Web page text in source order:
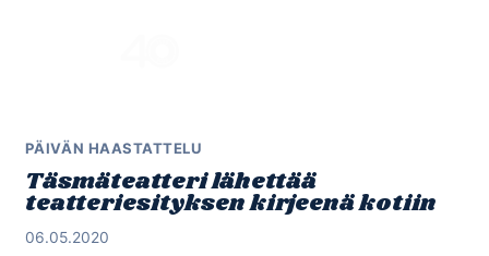
PÄIVÄN HAASTATTELU
Täsmäteatteri lähettää
teatteriesityksen kirjeenä kotiin
06.05.2020